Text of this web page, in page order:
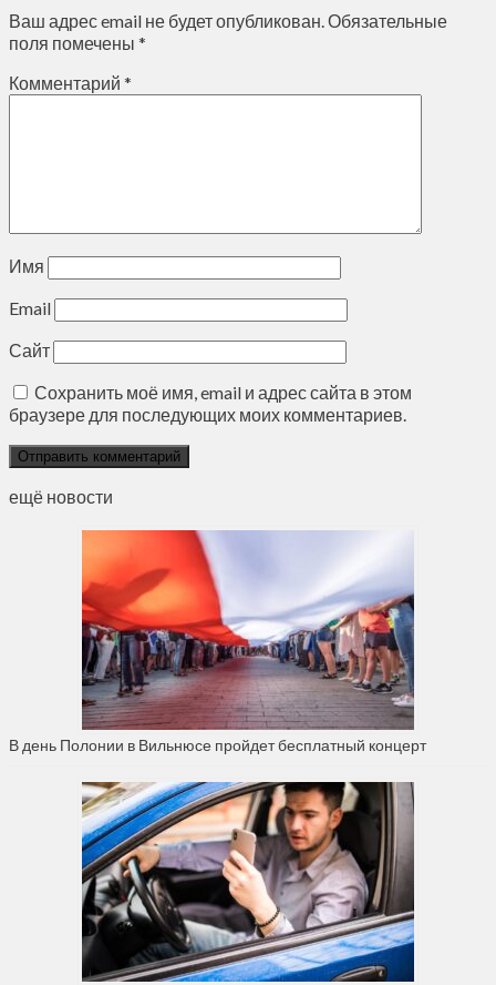
Ваш адрес email не будет опубликован.Обязательные
поля помечены *
Комментарий *
Имя
Email
Сайт
Сохранить моё имя, email и адрес сайта в этом
браузере для последующих моих комментариев.
ещё новости
В день Полонии в Вильнюсе пройдет бесплатный концерт